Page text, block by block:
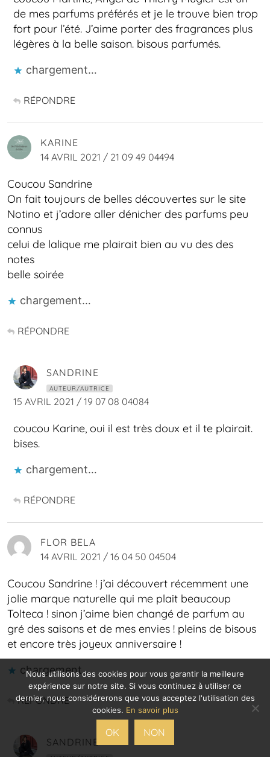
de mes parfums préférés et je le trouve bien trop
fort pour l’été. J’aime porter des fragrances plus
légères à la belle saison. bisous parfumés.
chargement…
RÉPONDRE
KARINE
14 AVRIL 2021 / 21 09 49 04494
Coucou Sandrine
On fait toujours de belles découvertes sur le site
Notino et j’adore aller dénicher des parfums peu
connus
celui de lalique me plairait bien au vu des des
notes
belle soirée
chargement…
RÉPONDRE
SANDRINE
AUTEUR/AUTRICE
15 AVRIL 2021 / 19 07 08 04084
coucou Karine, oui il est très doux et il te plairait.
bises.
chargement…
RÉPONDRE
FLOR BELA
14 AVRIL 2021 / 16 04 50 04504
Coucou Sandrine ! j’ai découvert récemment une
jolie marque naturelle qui me plait beaucoup
Tolteca ! sinon j’aime bien changé de parfum au
gré des saisons et de mes envies ! pleins de bisous
et encore très joyeux anniversaire !
chargement…
RÉPONDRE
SANDRINE
Nous utilisons des cookies pour vous garantir la meilleure
expérience sur notre site. Si vous continuez à utiliser ce
dernier, nous considérerons que vous acceptez l'utilisation des
cookies. En savoir plus
OK NON